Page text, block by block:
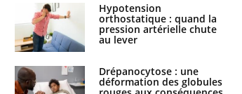
Hypotension
orthostatique : quand la
pression artérielle chute
au lever
Drépanocytose : une
déformation des globules